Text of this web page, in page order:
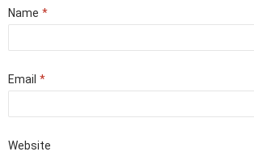
Name *
Email *
Website